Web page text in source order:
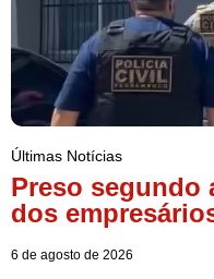
Últimas Notícias
Preso segundo
dos
6 de agosto de 2026